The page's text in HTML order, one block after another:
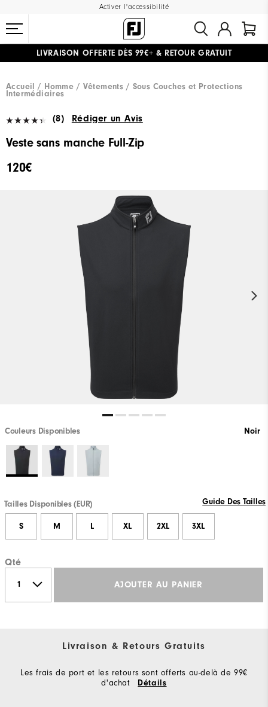
Activer l'accessibilité
LIVRAISON OFFERTE DÈS 99€+ & RETOUR GRATUIT
Accueil Homme Vêtements Sous Couches et Protections
Intermédiaires
(8) Rédiger un Avis
Veste sans manche Full-Zip
120€
Couleurs Disponibles Noir
Tailles Disponibles (EUR) Guide Des Tailles
S M L XL 2XL 3XL
Qté
AJOUTER AU PANIER
Livraison & Retours Gratuits
Les frais de port et les retours sont offerts au-delà de 99€
d'achat
Détails